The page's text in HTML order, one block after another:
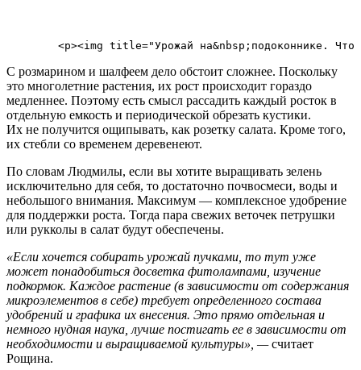
С розмарином и шалфеем дело обстоит сложнее. Поскольку
это многолетние растения, их рост происходит гораздо
медленнее. Поэтому есть смысл рассадить каждый росток в
отдельную емкость и периодической обрезать кустики.
Их не получится ощипывать, как розетку салата. Кроме того,
их стебли со временем деревенеют.
По словам Людмилы, если вы хотите выращивать зелень
исключительно для себя, то достаточно почвосмеси, воды и
небольшого внимания. Максимум — комплексное удобрение
для поддержки роста. Тогда пара свежих веточек петрушки
или рукколы в салат будут обеспечены.
«Если хочется собирать урожай пучками, то тут уже
может понадобиться досветка фитолампами, изучение
подкормок. Каждое растение (в зависимости от содержания
микроэлементов в себе) требует определенного состава
удобрений и графика их внесения. Это прямо отдельная и
немного нудная наука, лучше постигать ее в зависимости от
необходимости и выращиваемой культуры», —считает
Рощина.